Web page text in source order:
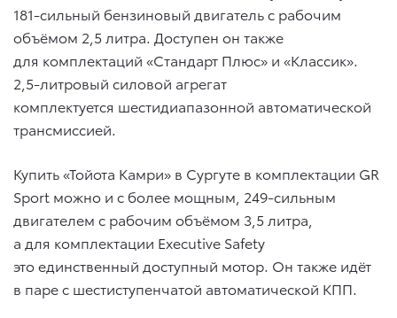
181-сильный бензиновый двигатель с рабочим
объёмом 2,5 литра. Доступен он также
для комплектаций «Стандарт Плюс» и «Классик».
2,5-литровый силовой агрегат
комплектуется шестидиапазонной автоматической
трансмиссией.
Купить «Тойота Камри» в Сургуте в комплектации GR
Sport можно и с более мощным, 249-сильным
двигателем с рабочим объёмом 3,5 литра,
а для комплектации Executive Safety
это единственный доступный мотор. Он также идёт
в паре с шестиступенчатой автоматической КПП.